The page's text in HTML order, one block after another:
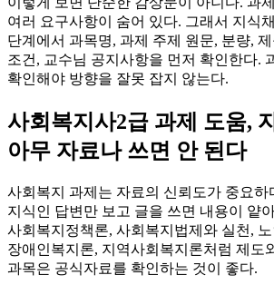
여러 요구사항이 숨어 있다. 그래서 지식
단계에서 과목명, 과제 주제 원문, 분량,
조건, 교수님 공지사항을 먼저 확인한다.
확인해야 방향을 잘못 잡지 않는다.
사회복지사2급 과제 도움,
아무 자료나 쓰면 안 된다
사회복지 과제는 자료의 신뢰도가 중요하
지식인 답변만 보고 글을 쓰면 내용이 얕
사회복지정책론, 사회복지법제와 실천,
장애인복지론, 지역사회복지론처럼 제도
과목은 공식자료를 확인하는 것이 좋다.